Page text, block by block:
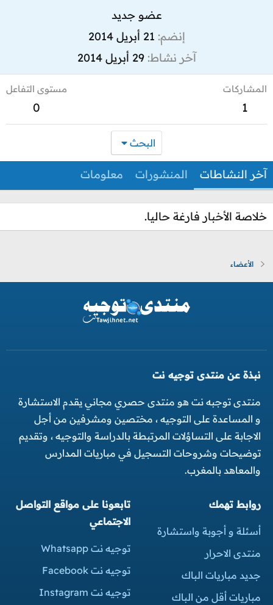
عضو جديد
إنضم 21 أبريل 2014
آخر نشاط 29 أبريل 2014
المشاركات
1
مستوى التفاعل
0
البحث
آخر النشاطات المنشورات معلومات
خلاصة الأخبار فارغة حاليا.
الأعضاء
نبذة عن منتدى توجيه نت
منتدى توجبه نت هو منتدى حصري مجاني يقدم الاستشارة
و المساعدة على التوجيه ، مختصين ومشرفين من أجل
الاجابة على التساؤلات المرتبطة بالدراسة والتوجيه ، وتقديم
توضيحات وشروحات التسجيل في مباريات المدارس
والمعاهد بالمغرب.
روابط تهمك
أسئلة و أجوبة واستشارة
منتدى الاحرار
جديد مباريات الباك
مباريات أقل من الباك
تابعونا على مواقع التواصل
الاجتماعي
توجيه نت Whatsapp
توجيه نت Facebook
توجيه نت Instagram